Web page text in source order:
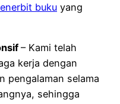
buku yang
– Kami telah
kerja dengan
pengalaman selama
sehingga